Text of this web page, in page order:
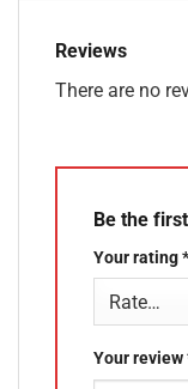
Reviews
There are no
Be the
Your rating*
Your review